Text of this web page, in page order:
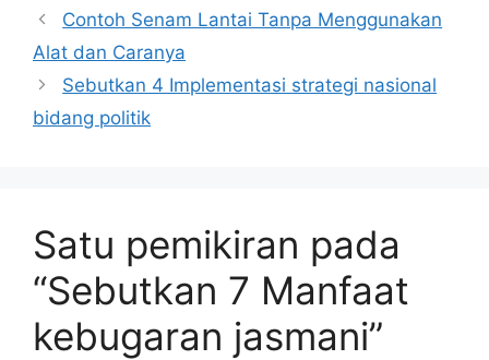
Contoh Senam Lantai Tanpa Menggunakan
Alat dan Caranya
Sebutkan 4 Implementasi strategi nasional
bidang politik
Satu pemikiran pada
“Sebutkan 7 Manfaat
kebugaran jasmani”